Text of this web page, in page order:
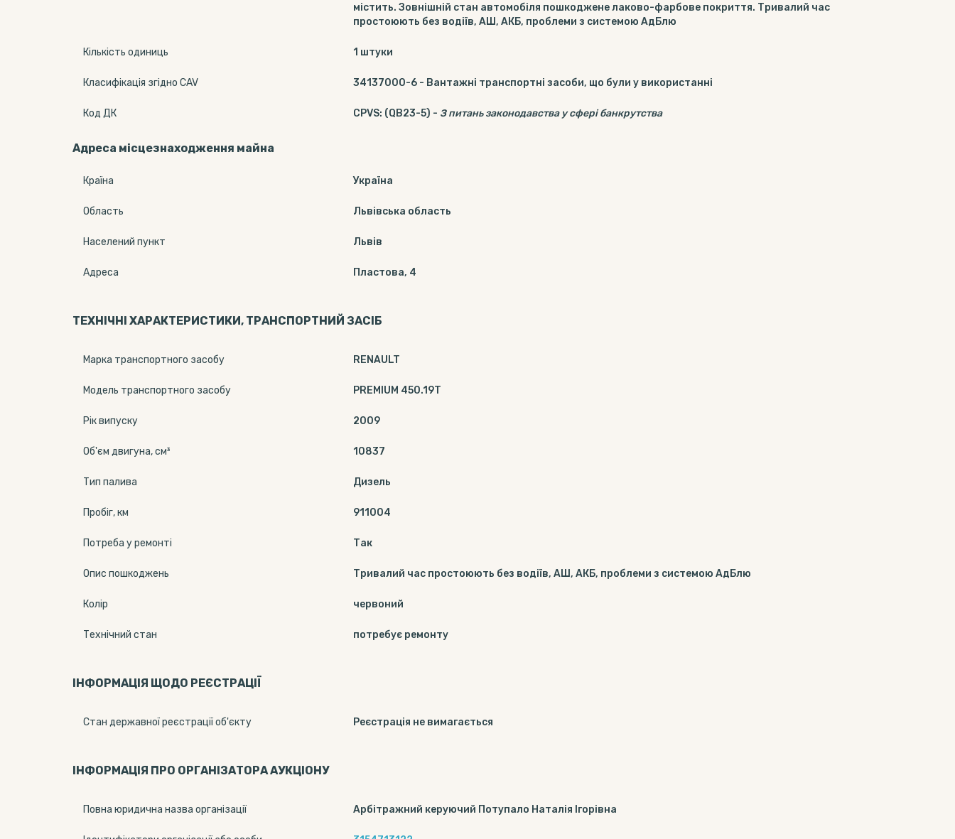
містить. Зовнішній стан автомобіля пошкоджене лаково-фарбове покриття. Тривалий час
простоюють без водіїв, АШ, АКБ, проблеми з системою АдБлю
Кількість одиниць 1 штуки
Класифікація згідно CAV 34137000-6 - Вантажні транспортні засоби, що були у використанні
Код ДК CPVS: (QB23-5) - З питань законодавства у сфері банкрутства
Адреса місцезнаходження майна
Країна Україна
Область Львівська область
Населений пункт Львів
Адреса Пластова, 4
ТЕХНІЧНІ ХАРАКТЕРИСТИКИ, ТРАНСПОРТНИЙ ЗАСІБ
Марка транспортного засобу RENAULT
Модель транспортного засобу PREMIUM 450.19Т
Рік випуску 2009
Об'єм двигуна, см³ 10837
Тип палива Дизель
Пробіг, км 911004
Потреба у ремонті Так
Опис пошкоджень Тривалий час простоюють без водіїв, АШ, АКБ, проблеми з системою АдБлю
Колір червоний
Технічний стан потребує ремонту
ІНФОРМАЦІЯ ЩОДО РЕЄСТРАЦІЇ
Стан державної реєстрації об'єкту Реєстрація не вимагається
ІНФОРМАЦІЯ ПРО ОРГАНІЗАТОРА АУКЦІОНУ
Повна юридична назва організації Арбітражний керуючий Потупало Наталія Ігорівна